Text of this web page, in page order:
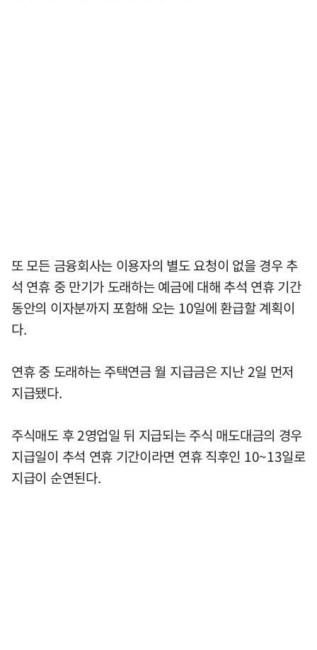
또 모든 금융회사는 이용자의 별도 요청이 없을 경우 추
석 연휴 중 만기가 도래하는 예금에 대해 추석 연휴 기간
동안의 이자분까지 포함해 오는 10일에 환급할 계획이
다.
연휴 중 도래하는 주택연금 월 지급금은 지난 2일 먼저
지급됐다.
주식매도 후 2영업일 뒤 지급되는 주식 매도대금의 경우
지급일이 추석 연휴 기간이라면 연휴 직후인 10~13일로
지급이 순연된다.